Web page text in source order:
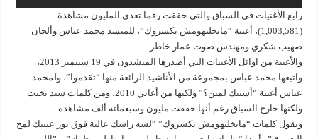
رابع الأغنيات في السباق والتي حققت رقما تعدى المليون مشاهدة
(1,003,581)، أغنية “ماتخليهومش يكسروك”، للمنشد محمد عباس وألحان
صهيب شكري ومهندس ضوت عمار خاطر.
والأغنية من اوائل الأغنيات التي أصدرها المنشدون في 19 سبتمبر 2013،
واتبعها محمد عباس بمجموعة من الأناشيد الرائعة منها “تقدموا”، ولمحمد
عباس أغنية “أسيبك لمين؟” ولكنها من أغاني 2010، ومن كلمات سيد بخيت
ولكنها خارج السباق رغم أنها حققت مليون وسبعمائة ألف مشاهدة.
وتقول كلمات “ماتخليهومش يكسروك” “لسه راسك عالية فوق نور عينيك لمح